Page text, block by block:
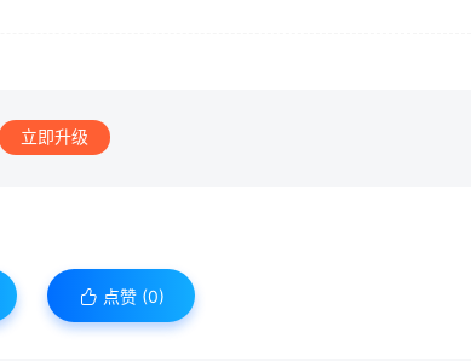
立即升级
点赞 (0)